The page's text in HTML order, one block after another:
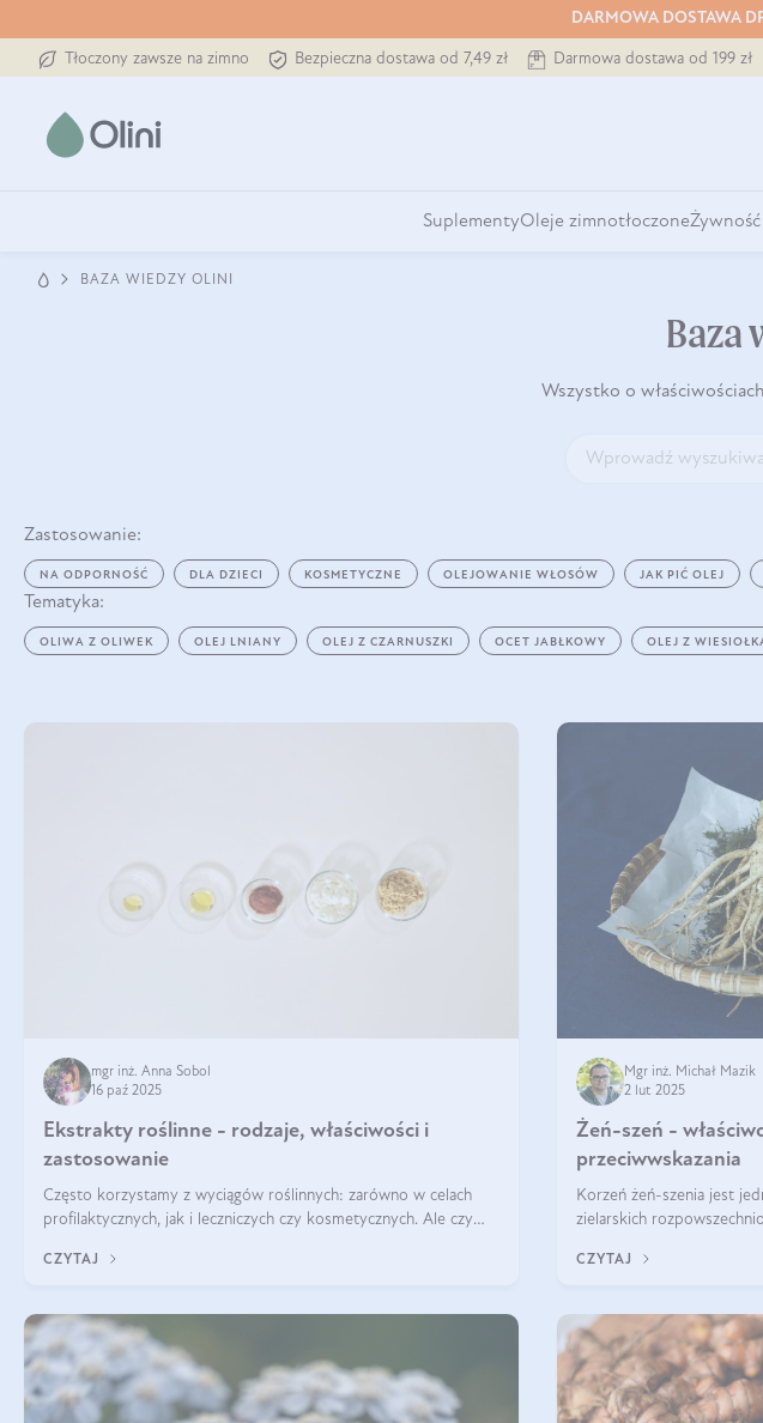
DARMOWA DOSTAWA
Tłoczony zawsze na zimno Bezpieczna dostawa od 7,49 zł Darmowa dostawa od 199 zł
SuplementyOleje zimnotłoczone
BAZA WIEDZY OLINI
Baza
Wszystko o
Zastosowanie:
NA ODPORNOŚĆ DLA DZIECI KOSMETYCZNE OLEJOWANIE WŁOSÓW JAK PIĆ OLEJ
Tematyka:
OLIWA Z OLIWEK OLEJ LNIANY OLEJ Z CZARNUSZKI OCET JABŁKOWY OLEJ Z
mgr inż. Anna Sobol
16 paź 2025
Ekstrakty roślinne - rodzaje, właściwości i
zastosowanie
Często korzystamy z wyciągów roślinnych: zarówno w celach
profilaktycznych, jak i leczniczych czy kosmetycznych. Ale czy
tych substancji z roślin?
CZYTAJ
Mgr inż. Michał Mazik
2 lut 2025
Żeń-szeń -
przeciwwskazania
Korzeń żeń-szenia jest
zielarskich
poprawy koncentracji
CZYTAJ